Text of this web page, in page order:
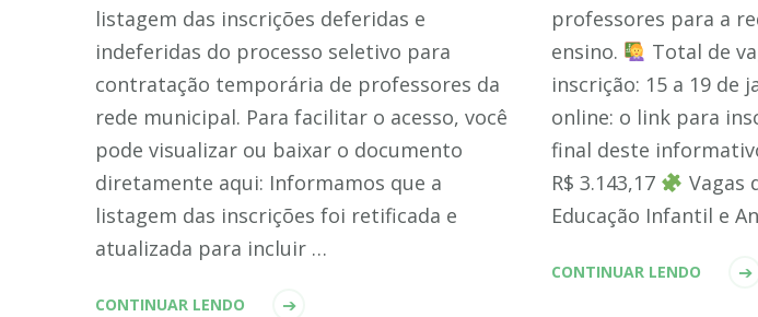
listagem das inscrições deferidas e
indeferidas do processo seletivo para
contratação temporária de professores da
rede municipal. Para facilitar o acesso, você
pode visualizar ou baixar o documento
diretamente aqui: Informamos que a
listagem das inscrições foi retificada e
atualizada para incluir …
CONTINUAR LENDO
professores para a
ensino.
Total de
inscrição: 15 a 19 de
online: o link para
final deste
R$ 3.143,17
Vagas
Educação Infantil e
CONTINUAR LENDO